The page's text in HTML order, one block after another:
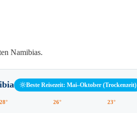
Namibias.
Beste Reisezeit: Mai–Oktober (Trockenzeit)
28° 26° 23°